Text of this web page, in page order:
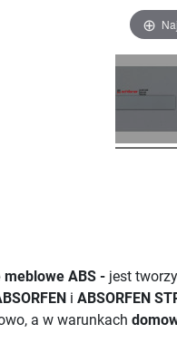
meblowe ABS - jest
i ABSORFEN
a w warunkach